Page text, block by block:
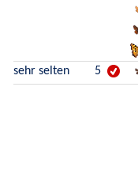
sehr selten 5